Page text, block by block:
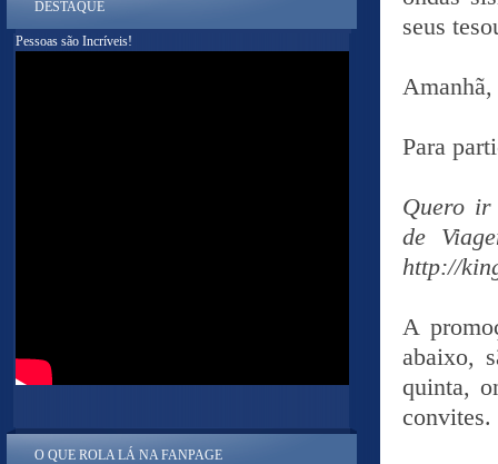
seus
Para
Quero ir
de
http://
A
abaixo,
quinta,
convites.
DESTAQUE
Pessoas são Incríveis!
O QUE ROLA LÁ NA FANPAGE